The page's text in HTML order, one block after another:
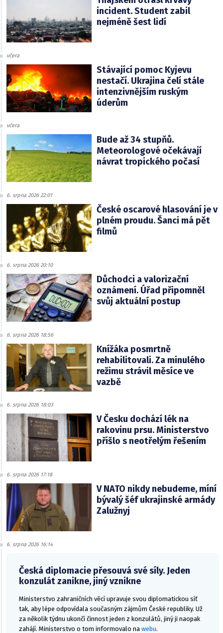
incident. Student zabil
nejméně šest lidí
včera
Stávající pomoc Kyjevu
nestačí. Ukrajina čelí stále
intenzivnějším ruským
úderům
včera
Bude až 34 stupňů.
Meteorologové očekávají
návrat tropického počasí
6. srpna 2026 22:01
České oscarové hlasování je v
plném proudu. Šanci má pět
filmů
6. srpna 2026 20:10
Důchodci a valorizační
oznámení. Úřad připomněl
svůj aktuální postup
6. srpna 2026 18:56
Knížáka posmrtně
rehabilitovali. Za minulého
režimu strávil měsíce ve
vazbě
6. srpna 2026 18:03
V Česku dochází lék na
rakovinu prsu. Ministerstvo
přišlo s neotřelým řešením
6. srpna 2026 17:18
V NATO nikdy nebudeme, míní
bývalý šéf ukrajinské armády
Zalužnyj
6. srpna 2026 16:14
Česká diplomacie přesouvá své síly. Jeden
konzulát zanikne, jiný vznikne
Ministerstvo zahraničních věcí upravuje svou diplomatickou síť
tak, aby lépe odpovídala současným zájmům České republiky. Už
za několik týdnu ukončí činnost jeden z konzulátů, jiný ji naopak
zahájí. Ministerstvo o tom informovalo na webu.